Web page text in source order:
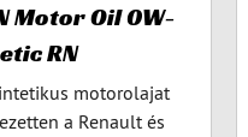
Motor Oil 0W-
RN
motorolajat
a Renault és